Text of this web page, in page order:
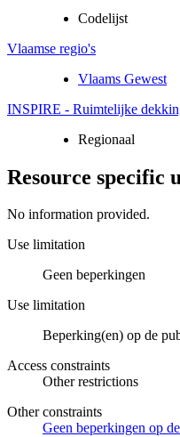
Codelijst
Vlaamse regio's
Vlaams Gewest
INSPIRE - Ruimtelijke
Regionaal
Resource specific
No information provided.
Use limitation
Geen beperkingen
Use limitation
Beperking(en) op de
Access constraints
Other restrictions
Other constraints
Geen beperkingen op